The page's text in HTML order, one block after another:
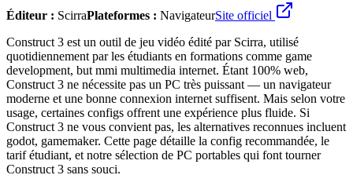
Éditeur : ScirraPlateformes : NavigateurSite officiel
Construct 3 est un outil de jeu vidéo édité par Scirra, utilisé
quotidiennement par les étudiants en formations comme game
development, but mmi multimedia internet. Étant 100% web,
Construct 3 ne nécessite pas un PC très puissant — un navigateur
moderne et une bonne connexion internet suffisent. Mais selon votre
usage, certaines configs offrent une expérience plus fluide. Si
Construct 3 ne vous convient pas, les alternatives reconnues incluent
godot, gamemaker. Cette page détaille la config recommandée, le
tarif étudiant, et notre sélection de PC portables qui font tourner
Construct 3 sans souci.